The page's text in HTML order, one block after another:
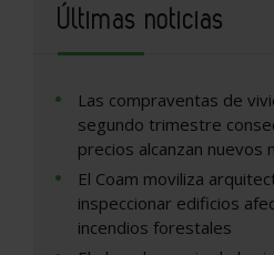
Últimas noticias
Las compraventas de
segundo trimestre
precios alcanzan nuevos
El Coam moviliza
inspeccionar edificios
incendios forestales